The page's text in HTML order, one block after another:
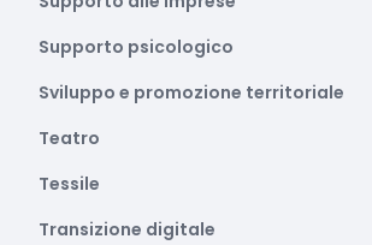
Supporto psicologico
Sviluppo e promozione territoriale
Teatro
Tessile
Transizione digitale